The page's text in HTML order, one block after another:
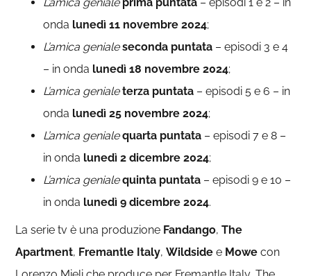
onda lunedì 11 novembre 2024;
L’amica geniale seconda puntata – episodi 3 e 4
– in onda lunedì 18 novembre 2024;
L’amica geniale terza puntata – episodi 5 e 6 – in
onda lunedì 25 novembre 2024;
L’amica geniale quarta puntata – episodi 7 e 8 –
in onda lunedì 2 dicembre 2024;
L’amica geniale quinta puntata – episodi 9 e 10 –
in onda lunedì 9 dicembre 2024.
La serie tv è una produzione Fandango,The
Apartment, Fremantle Italy,Wildside e Mowe con